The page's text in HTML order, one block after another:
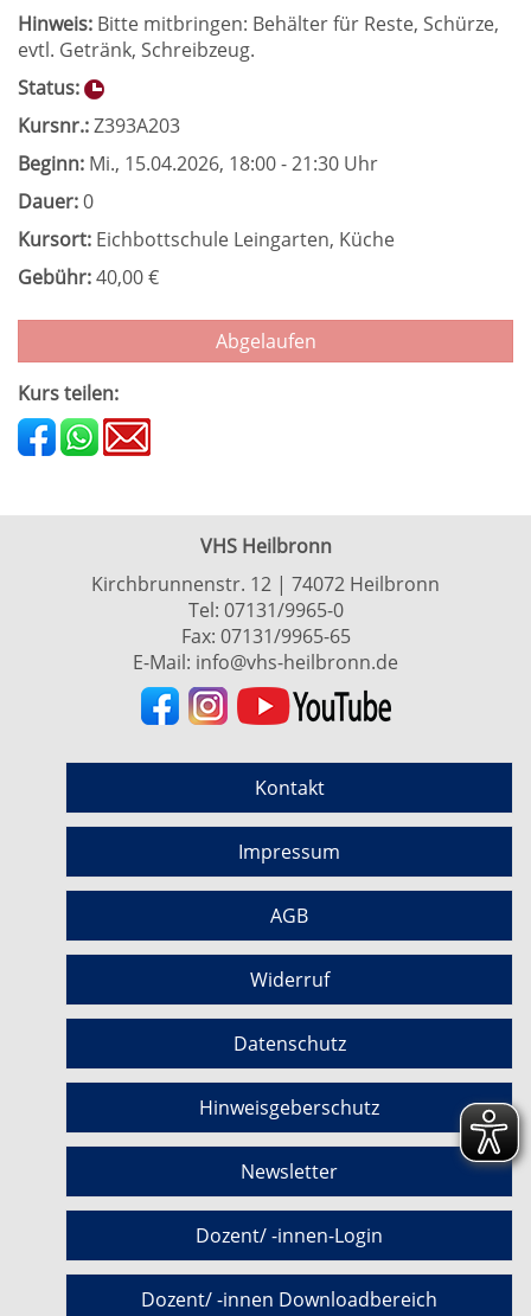
Hinweis: Bitte mitbringen: Behälter für Reste, Schürze,
evtl. Getränk, Schreibzeug.
Status:
Kursnr.:Z393A203
Beginn: Mi., 15.04.2026, 18:00 - 21:30 Uhr
Dauer:0
Kursort: Eichbottschule Leingarten, Küche
Gebühr:40,00 €
Abgelaufen
Kurs teilen:
VHS Heilbronn
Kirchbrunnenstr. 12 | 74072 Heilbronn
Tel: 07131/9965-0
Fax: 07131/9965-65
E-Mail: info@vhs-heilbronn.de
Kontakt
Impressum
AGB
Widerruf
Datenschutz
Hinweisgeberschutz
Newsletter
Dozent/ -innen-Login
Dozent/ -innen Downloadbereich